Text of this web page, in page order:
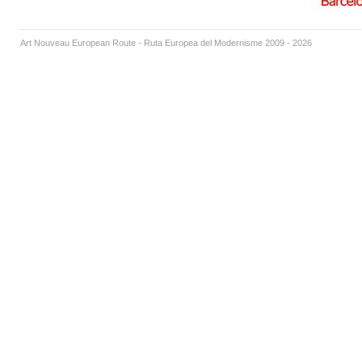
Art Nouveau European Route - Ruta Europea del Modernisme 2009 - 2026